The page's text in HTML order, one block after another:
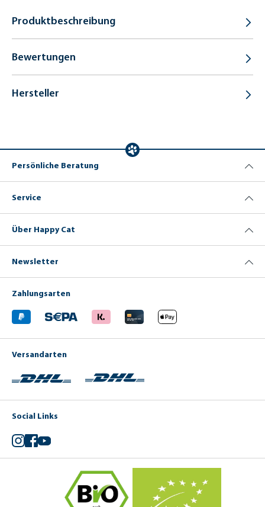
Produktbeschreibung
Bewertungen
Hersteller
Persönliche Beratung
Service
Über Happy Cat
Newsletter
Zahlungsarten
Versandarten
Social Links
Instagram
Facebook
YouTube